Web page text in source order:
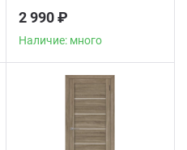
2 990 ₽
Наличие: много